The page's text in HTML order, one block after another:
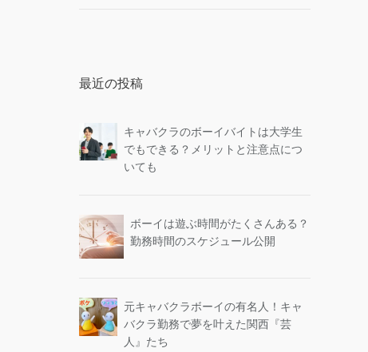
最近の投稿
キャバクラのボーイバイトは大学生
でもできる？メリットと注意点につ
いても
ボーイは遊ぶ時間がたくさんある？
勤務時間のスケジュール公開
元キャバクラボーイの有名人！キャ
バクラ勤務で夢を叶えた関西『芸
人』たち